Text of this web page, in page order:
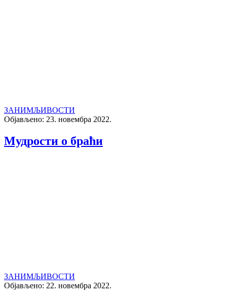
ЗАНИМЉИВОСТИ
Објављено: 23. новембра 2022.
Mудрости о браћи
ЗАНИМЉИВОСТИ
Објављено: 22. новембра 2022.